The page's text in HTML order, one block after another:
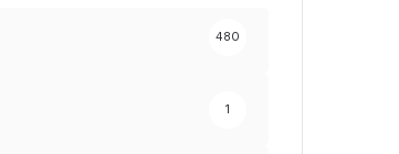
480
1